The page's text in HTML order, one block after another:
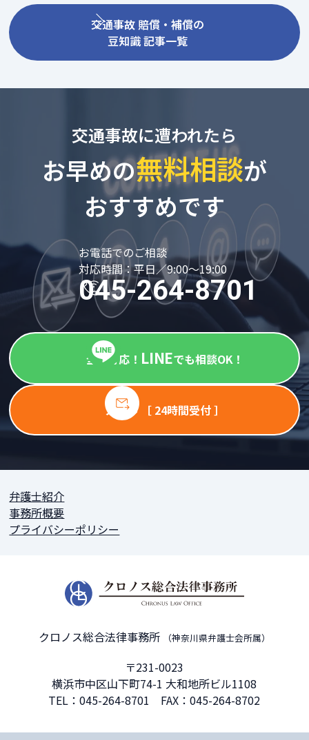
交通事故 賠償・補償の
豆知識 記事一覧
交通事故に遭われたら
お早めの無料相談が
おすすめです
お電話でのご相談
対応時間：平日／9:00～19:00
045-264-8701
全国対応！ LINEでも相談OK！
メール ［ 24時間受付 ］
弁護士紹介
事務所概要
プライバシーポリシー
クロノス総合法律事務所 （神奈川県弁護士会所属）
〒231-0023
横浜市中区山下町74-1 大和地所ビル1108
TEL：045-264-8701 FAX：045-264-8702